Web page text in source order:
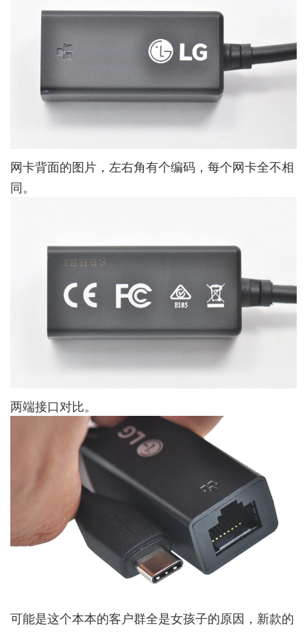
网卡背面的图片，左右角有个编码，每个网卡全不相
同。
两端接口对比。
可能是这个本本的客户群全是女孩子的原因，新款的